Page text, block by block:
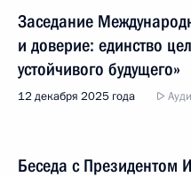
Заседание
и доверие: единство
устойчивого будущего»
12 декабря 2025 года
Беседа с Президентом